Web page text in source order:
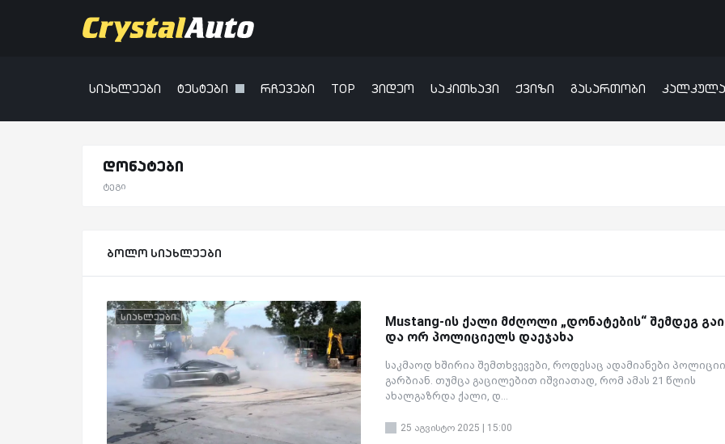
სიახლეები ტესტები რჩევები TOP ვიდეო საკითხავი ქვიზი გასართობი
დონატები
ტეგი
ბოლო სიახლეები
სიახლეები
Mustang-ის ქალი მძღოლი „დონატების“ შემდეგ
და ორ პოლიციელს დაეჯახა
საკმაოდ ხშირია შემთხვევები, როდესაც ადამიანები
გარბიან. თუმცა გაცილებით იშვიათად, რომ ამას 21 წლის
ახალგაზრდა ქალი, დ...
25 აგვისტო 2025 | 15:00